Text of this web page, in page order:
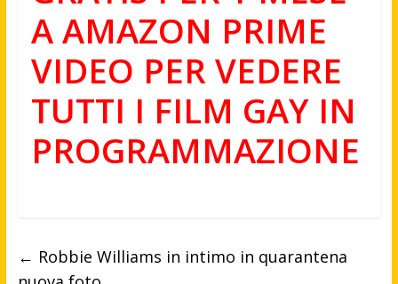
A AMAZON PRIME
VIDEO PER VEDERE
TUTTI I FILM GAY IN
PROGRAMMAZIONE
← Robbie Williams in intimo in quarantena